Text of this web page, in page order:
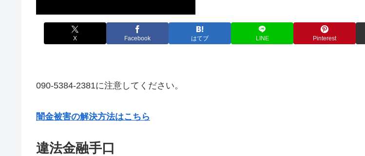
X Facebook はてブ LINE Pinterest
090-5384-2381に注意してください。
闇金被害の解決方法はこちら
違法金融手口